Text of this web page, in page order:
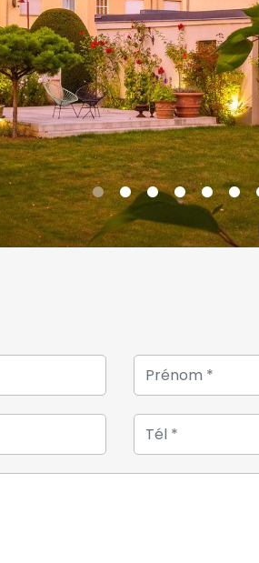
offre la jolie terrasse de 55m2,
ajoutée.
vous disposerez d'un système
à vin, de 3 emplacements
pas à nous contacter au +352